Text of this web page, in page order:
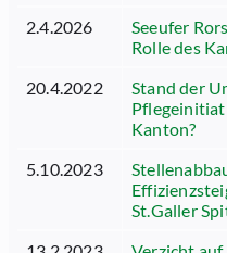
2.4.2026
Seeufer
Rolle des
20.4.2022
Stand der
Kanton?
5.10.2023
St.Galler